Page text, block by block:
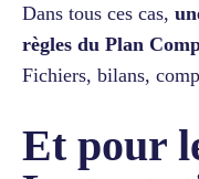
Dans tous ces cas,
règles du Plan
Fichiers, bilans,
Et pour